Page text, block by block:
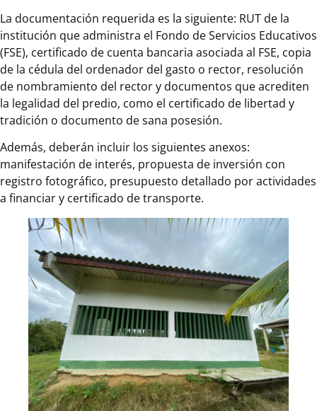
La documentación requerida es la siguiente: RUT de la
institución que administra el Fondo de Servicios Educativos
(FSE), certificado de cuenta bancaria asociada al FSE, copia
de la cédula del ordenador del gasto o rector, resolución
de nombramiento del rector y documentos que acrediten
la legalidad del predio, como el certificado de libertad y
tradición o documento de sana posesión.
Además, deberán incluir los siguientes anexos:
manifestación de interés, propuesta de inversión con
registro fotográfico, presupuesto detallado por actividades
a financiar y certificado de transporte.